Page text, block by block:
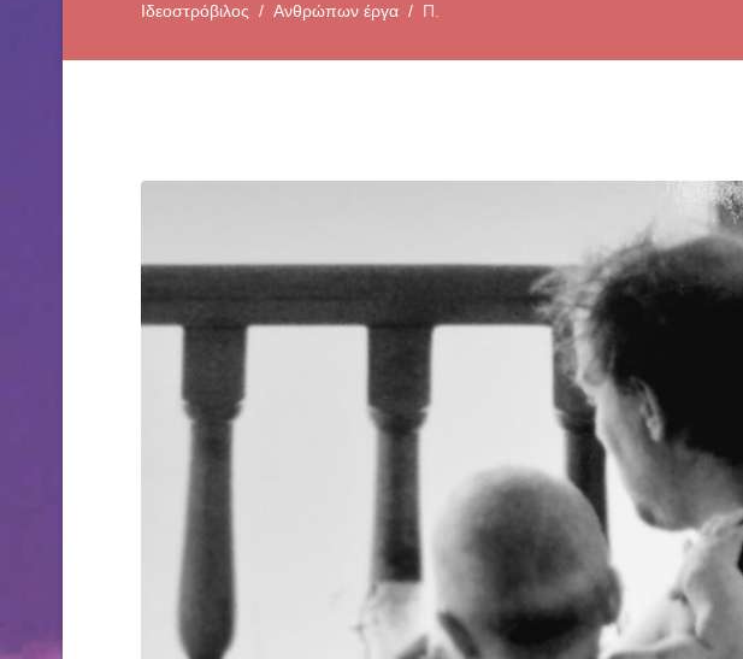
Ιδεοστρόβιλος Ανθρώπων έργα Π.